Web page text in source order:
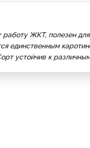
ЖКТ, полезен
единственным
устойчив к